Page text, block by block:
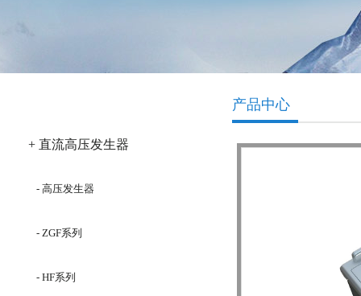
+ 直流高压发生器
- 高压发生器
- ZGF系列
- HF系列
产品中心